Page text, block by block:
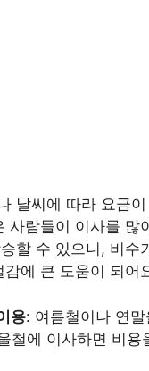
날씨에 따라 요금
사람들이 이사를 많
할 수 있으니, 비수
감에 큰 도움이 되어
용: 여름철이나 연
철에 이사하면 비용